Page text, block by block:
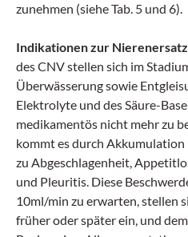
zunehmen (siehe Tab. 5 und 6).
Indikationen zur
des CNV stellen sich im
Überwässerung sowie
Elektrolyte und des Säure-
medikamentös nicht mehr zu
kommt es durch Akkumulation
zu Abgeschlagenheit,
und Pleuritis. Diese
10ml/min zu erwarten, stellen
früher oder später ein, und